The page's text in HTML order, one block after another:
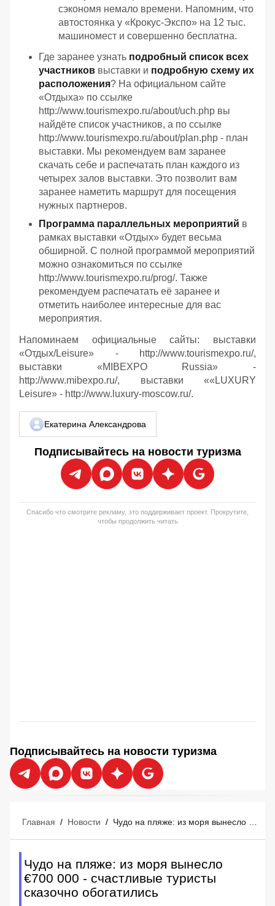
сэкономя немало времени. Напомним, что
автостоянка у «Крокус-Экспо» на 12 тыс.
машиномест и совершенно бесплатна.
Где заранее узнать подробный список всех
участников выставки и подробную схему их
расположения? На официальном сайте
«Отдыха» по ссылке
http://www.tourismexpo.ru/about/uch.php вы
найдёте список участников, а по ссылке
http://www.tourismexpo.ru/about/plan.php - план
выставки. Мы рекомендуем вам заранее
скачать себе и распечатать план каждого из
четырех залов выставки. Это позволит вам
заранее наметить маршрут для посещения
нужных партнеров.
Программа параллельных мероприятий в
рамках выставки «Отдых» будет весьма
обширной. С полной программой мероприятий
можно ознакомиться по ссылке
http://www.tourismexpo.ru/prog/. Также
рекомендуем распечатать её заранее и
отметить наиболее интересные для вас
мероприятия.
Напоминаем официальные сайты: выставки
«Отдых/Leisure» - http://www.tourismexpo.ru/,
выставки «MIBEXPO Russia» -
http://www.mibexpo.ru/, выставки ««LUXURY
Leisure» - http://www.luxury-moscow.ru/.
Екатерина Александрова
Подписывайтесь на новости туризма
Спасибо что смотрите рекламу, это поддерживает проект. Прокрутите,
чтобы продолжить читать
Подписывайтесь на новости туризма
Главная / Новости /
Чудо на пляже: из моря вынесло
€700 000 - счастливые туристы
сказочно обогатились